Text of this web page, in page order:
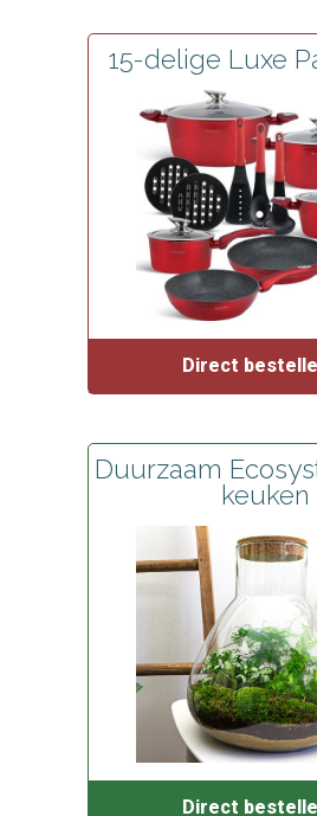
15-delige Luxe
Direct
Duurzaam
keuken
Direct